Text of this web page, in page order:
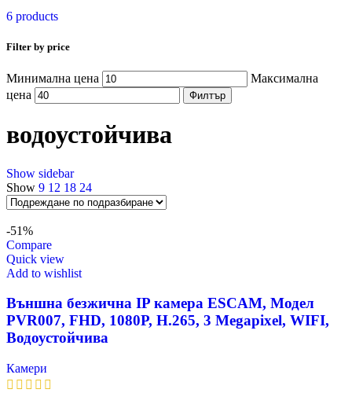
6 products
Filter by price
Минимална цена
Максимална
цена
Филтър
водоустойчива
Show sidebar
Show 9 12 18 24
-51%
Compare
Quick view
Add to wishlist
Външна безжична IP камера ESCAM, Модел
PVR007, FHD, 1080P, H.265, 3 Megapixel, WIFI,
Водоустойчива
Камери